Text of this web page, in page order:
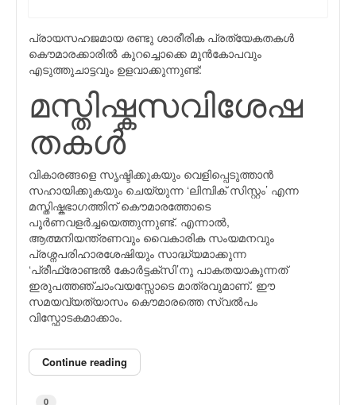
പ്രായസഹജമായ രണ്ടു ശാരീരിക പ്രത്യേകതകള്‍
കൌമാരക്കാരില്‍ കുറച്ചൊക്കെ മുന്‍കോപവും
എടുത്തുചാട്ടവും ഉളവാക്കുന്നുണ്ട്:
മസ്തിഷ്കസവിശേഷ
തകള്‍
വികാരങ്ങളെ സൃഷ്ടിക്കുകയും വെളിപ്പെടുത്താന്‍
സഹായിക്കുകയും ചെയ്യുന്ന ‘ലിമ്പിക് സിസ്റ്റം’ എന്ന
മസ്തിഷ്കഭാഗത്തിന് കൌമാരത്തോടെ
പൂര്‍ണവളര്‍ച്ചയെത്തുന്നുണ്ട്. എന്നാല്‍,
ആത്മനിയന്ത്രണവും വൈകാരിക സംയമനവും
പ്രശ്നപരിഹാരശേഷിയും സാദ്ധ്യമാക്കുന്ന
‘പ്രീഫ്രോണ്ടല്‍ കോര്‍ട്ടക്സി’നു പാകതയാകുന്നത്
ഇരുപത്തഞ്ചാംവയസ്സോടെ മാത്രവുമാണ്. ഈ
സമയവ്യത്യാസം കൌമാരത്തെ സ്വല്‍പം
വിസ്ഫോടകമാക്കാം.
Continue reading
0